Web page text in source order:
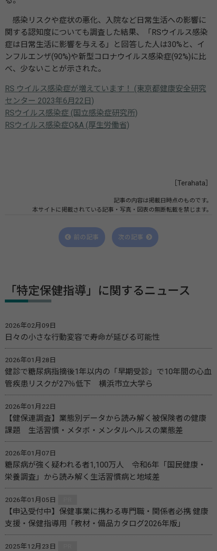
感染リスクや症状の悪化、入院など日常生活への影響に
関する認知度についても調査した結果、「RSウイルス感染
症は日常生活に影響を与える」と回答した人は30%と、イ
ンフルエンザ(90%)や新型コロナウイルス感染症(92%)に比
べ、少ないことが示された。
RS ウイルス感染症が増えています！ (東京都健康安全研究
センター 2023年6月22日)
RSウイルス感染症 (国立感染症研究所)
RSウイルス感染症Q&A (厚生労働省)
［Terahata］
記事の内容は掲載日時点のものです。
本サイトに掲載されている記事・写真・図表の無断転載を禁じます。
前の記事 次の記事
「特定保健指導」に関するニュース
2026年02月09日
日々の小さな行動変容で寿命が延びる可能性
2026年01月28日
健診で糖尿病指摘後1年以内の「早期受診」で10年間の心血
管疾患リスクが27％低下 横浜市立大学ら
2026年01月22日
【健保連調査】業態別データから読み解く被保険者の健康
課題 生活習慣・メタボ・メンタルヘルスの業態差
2026年01月07日
糖尿病が強く疑われる者1,100万人 令和6年「国民健康・
栄養調査」から読み解く生活習慣病と地域差
2026年01月05日
【申込受付中】保健事業に携わる専門職・関係者必携 健康
支援・保健指導用「教材・備品カタログ2026年版」
2025年12月23日